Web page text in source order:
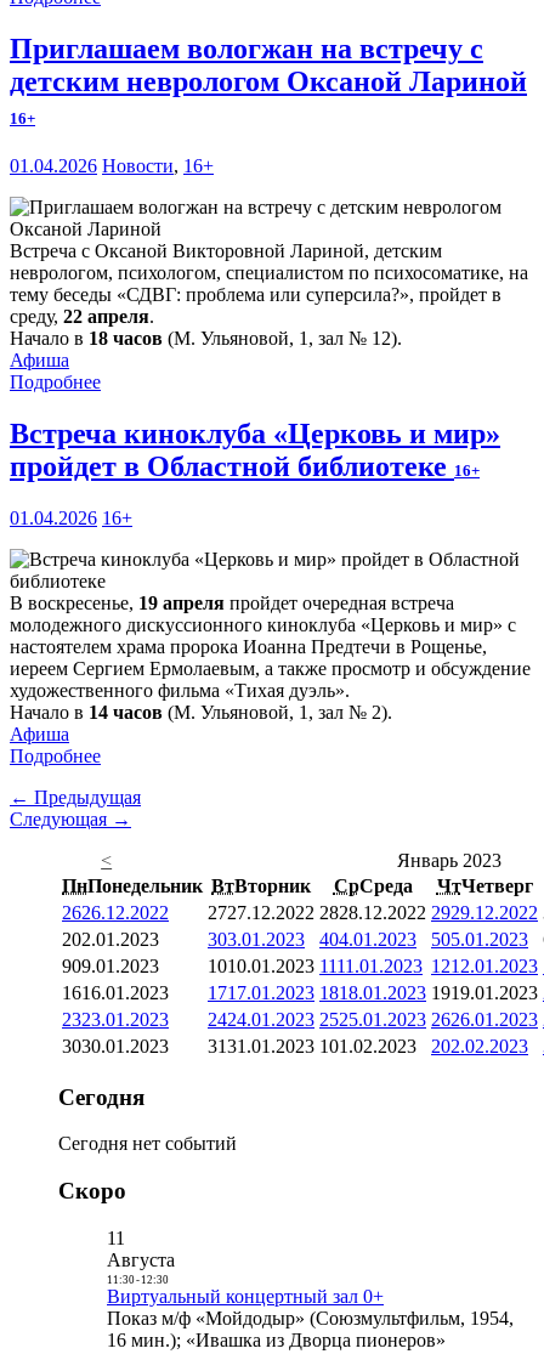
Приглашаем вологжан на встречу с
детским неврологом Оксаной Лариной
16+
01.04.2026 Новости, 16+
Встреча с Оксаной Викторовной Лариной, детским
неврологом, психологом, специалистом по психосоматике, на
тему беседы «СДВГ: проблема или суперсила?», пройдет в
среду, 22 апреля.
Начало в 18 часов (М. Ульяновой, 1, зал № 12).
Афиша
Подробнее
Встреча киноклуба «Церковь и мир»
пройдет в Областной библиотеке 16+
01.04.2026 16+
В воскресенье, 19 апреля пройдет очередная встреча
молодежного дискуссионного киноклуба «Церковь и мир» с
настоятелем храма пророка Иоанна Предтечи в Рощенье,
иереем Сергием Ермолаевым, а также просмотр и обсуждение
художественного фильма «Тихая дуэль».
Начало в 14 часов (М. Ульяновой, 1, зал № 2).
Афиша
Подробнее
← Предыдущая
Следующая →
<
Январь 2023
ПнПонедельник ВтВторник СрСреда ЧтЧетверг
2626.12.2022 2727.12.2022 2828.12.2022 2929.12.2022
202.01.2023 303.01.2023 404.01.2023 505.01.2023
909.01.2023 1010.01.2023 1111.01.2023 1212.01.2023
1616.01.2023 1717.01.2023 1818.01.2023 1919.01.2023
2323.01.2023 2424.01.2023 2525.01.2023 2626.01.2023
3030.01.2023 3131.01.2023 101.02.2023 202.02.2023
Сегодня
Сегодня нет событий
Скоро
11
Августа
11:30- 12:30
Виртуальный концертный зал 0+
Показ м/ф «Мойдодыр» (Союзмультфильм, 1954,
16 мин.); «Ивашка из Дворца пионеров»